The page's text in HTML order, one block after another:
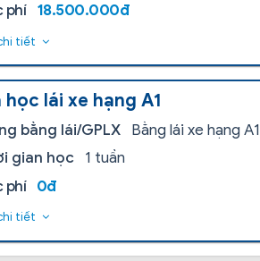
phí
18.500.000đ
tiết
học lái xe hạng A1
bằng lái/GPLX
Bằng lái xe hạng A1
gian học
1 tuần
phí
0đ
tiết